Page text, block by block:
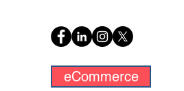
eCommerce